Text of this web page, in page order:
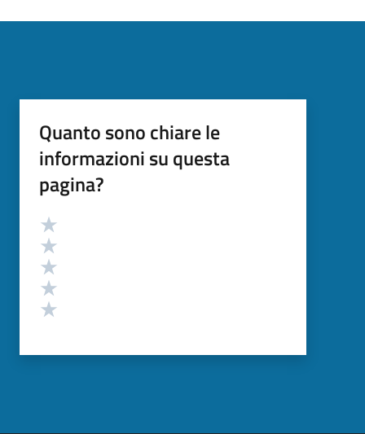
Quanto sono chiare le
informazioni su questa
pagina?
Valutazione